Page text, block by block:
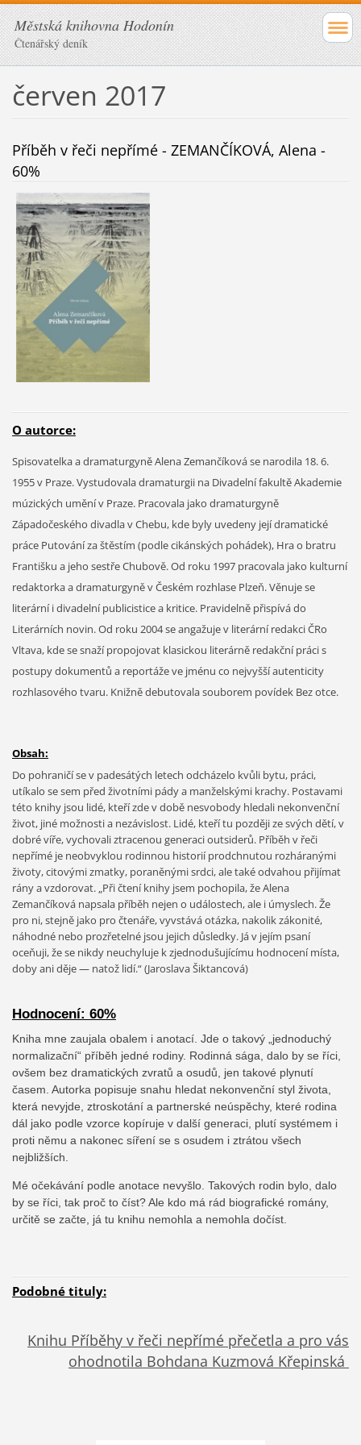
Městská knihovna Hodonín
Čtenářský deník
červen 2017
Příběh v řeči nepřímé - ZEMANČÍKOVÁ, Alena -
60%
O autorce:
Spisovatelka a dramaturgyně Alena Zemančíková se narodila 18. 6.
1955 v Praze. Vystudovala dramaturgii na Divadelní fakultě Akademie
múzických umění v Praze. Pracovala jako dramaturgyně
Západočeského divadla v Chebu, kde byly uvedeny její dramatické
práce Putování za štěstím (podle cikánských pohádek), Hra o bratru
Františku a jeho sestře Chubově. Od roku 1997 pracovala jako kulturní
redaktorka a dramaturgyně v Českém rozhlase Plzeň. Věnuje se
literární i divadelní publicistice a kritice. Pravidelně přispívá do
Literárních novin. Od roku 2004 se angažuje v literární redakci ČRo
Vltava, kde se snaží propojovat klasickou literárně redakční práci s
postupy dokumentů a reportáže ve jménu co nejvyšší autenticity
rozhlasového tvaru. Knižně debutovala souborem povídek Bez otce.
Obsah:
Do pohraničí se v padesátých letech odcházelo kvůli bytu, práci,
utíkalo se sem před životními pády a manželskými krachy. Postavami
této knihy jsou lidé, kteří zde v době nesvobody hledali nekonvenční
život, jiné možnosti a nezávislost. Lidé, kteří tu později ze svých dětí, v
dobré víře, vychovali ztracenou generaci outsiderů. Příběh v řeči
nepřímé je neobvyklou rodinnou historií prodchnutou rozháranými
životy, citovými zmatky, poraněnými srdci, ale také odvahou přijímat
rány a vzdorovat. „Při čtení knihy jsem pochopila, že Alena
Zemančíková napsala příběh nejen o událostech, ale i úmyslech. Že
pro ni, stejně jako pro čtenáře, vyvstává otázka, nakolik zákonité,
náhodné nebo prozřetelné jsou jejich důsledky. Já v jejím psaní
oceňuji, že se nikdy neuchyluje k zjednodušujícímu hodnocení místa,
doby ani děje — natož lidí.“ (Jaroslava Šiktancová)
Hodnocení: 60%
Kniha mne zaujala obalem i anotací. Jde o takový „jednoduchý
normalizační“ příběh jedné rodiny. Rodinná sága, dalo by se říci,
ovšem bez dramatických zvratů a osudů, jen takové plynutí
časem. Autorka popisuje snahu hledat nekonvenční styl života,
která nevyjde, ztroskotání a partnerské neúspěchy, které rodina
dál jako podle vzorce kopíruje v další generaci, plutí systémem i
proti němu a nakonec síření se s osudem i ztrátou všech
nejbližších.
Mé očekávání podle anotace nevyšlo. Takových rodin bylo, dalo
by se říci, tak proč to číst? Ale kdo má rád biografické romány,
určitě se začte, já tu knihu nemohla a nemohla dočíst.
Podobné tituly:
Knihu Příběhy v řeči nepřímé přečetla a pro vás
ohodnotila Bohdana Kuzmová Křepinská